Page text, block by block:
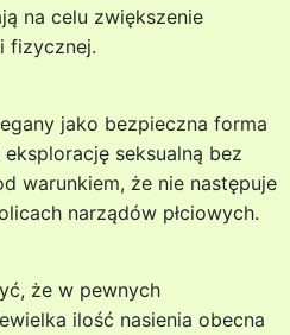
na celu zwiększenie
fizycznej.
jako bezpieczna forma
seksualną bez
warunkiem, że nie następuje
narządów płciowych.
że w pewnych
ilość nasienia obecna